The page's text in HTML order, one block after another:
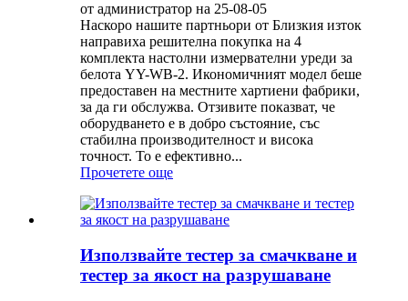
от администратор на 25-08-05
Наскоро нашите партньори от Близкия изток
направиха решителна покупка на 4
комплекта настолни измервателни уреди за
белота YY-WB-2. Икономичният модел беше
предоставен на местните хартиени фабрики,
за да ги обслужва. Отзивите показват, че
оборудването е в добро състояние, със
стабилна производителност и висока
точност. То е ефективно...
Прочетете още
Използвайте тестер за смачкване и
тестер за якост на разрушаване